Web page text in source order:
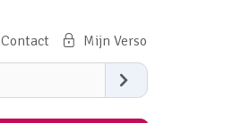
Contact
Zoeken